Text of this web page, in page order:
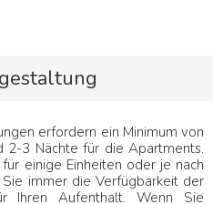
erfordern ein Minimum von
2-3 Nächte für die Apartments.
einige Einheiten oder je nach
immer die Verfügbarkeit der
Ihren Aufenthalt. Wenn Sie